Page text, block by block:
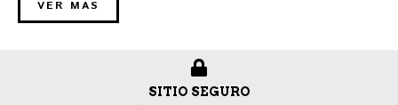
VER MAS
SITIO SEGURO